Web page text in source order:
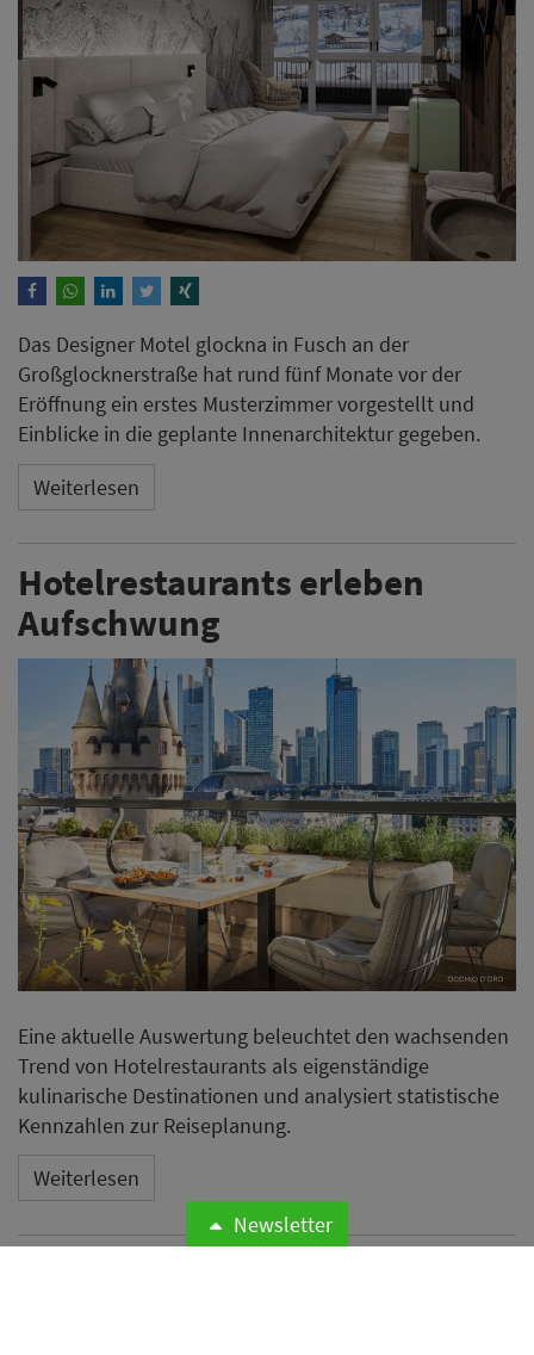
Das Designer Motel glockna in Fusch an der
Großglocknerstraße hat rund fünf Monate vor der
Eröffnung ein erstes Musterzimmer vorgestellt und
Einblicke in die geplante Innenarchitektur gegeben.
Weiterlesen
Hotelrestaurants erleben
Aufschwung
Eine aktuelle Auswertung beleuchtet den wachsenden
Trend von Hotelrestaurants als eigenständige
kulinarische Destinationen und analysiert statistische
Kennzahlen zur Reiseplanung.
Weiterlesen
Newsletter